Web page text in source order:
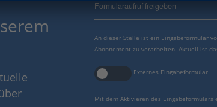
Formularaufruf freigeben
An dieser Stelle ist ein Eingabeformular
Abonnement zu verarbeiten. Aktuell ist
Externes Eingabeformular
Mit dem Aktivieren des Eingabeformulars